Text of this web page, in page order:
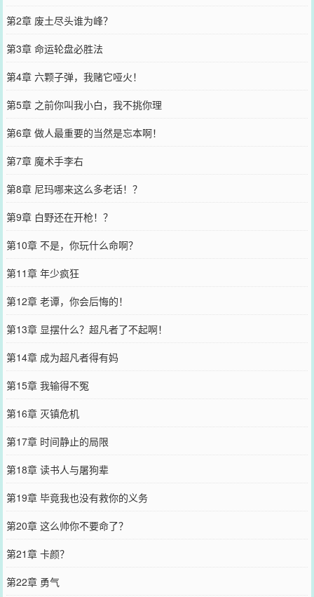
第2章 废土尽头谁为峰？
第3章 命运轮盘必胜法
第4章 六颗子弹，我赌它哑火！
第5章 之前你叫我小白，我不挑你理
第6章 做人最重要的当然是忘本啊！
第7章 魔术手李右
第8章 尼玛哪来这么多老话！？
第9章 白野还在开枪！？
第10章 不是，你玩什么命啊？
第11章 年少疯狂
第12章 老谭，你会后悔的！
第13章 显摆什么？超凡者了不起啊！
第14章 成为超凡者得有妈
第15章 我输得不冤
第16章 灭镇危机
第17章 时间静止的局限
第18章 读书人与屠狗辈
第19章 毕竟我也没有救你的义务
第20章 这么帅你不要命了？
第21章 卡颜？
第22章 勇气